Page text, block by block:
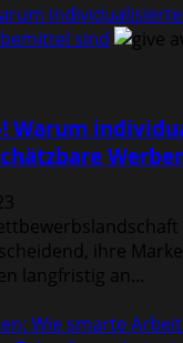
individualisierte
sind
Warum
ihre
langfristig an...
Wie smarte